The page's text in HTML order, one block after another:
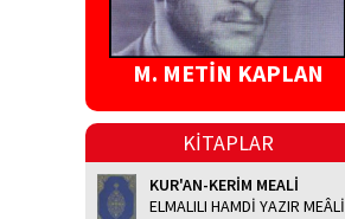
M. METİN KAPLAN
KİTAPLAR
KUR'AN-KERİM MEALİ
ELMALILI HAMDİ YAZIR MEÂLİ